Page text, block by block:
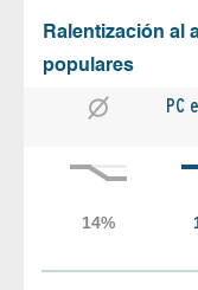
Ralentización al
populares
PC